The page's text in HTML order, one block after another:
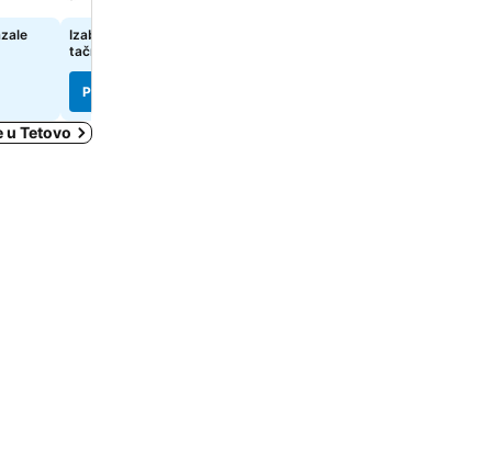
Izaberi datume da bi se prikazale
tačne cene
Pogledaj cene
u Tetovo